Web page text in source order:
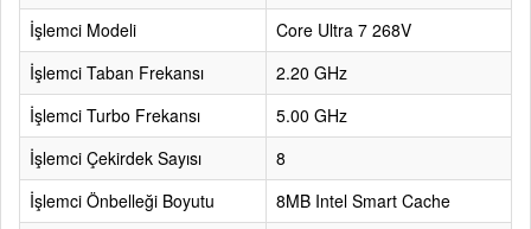
İşlemci Modeli
Core Ultra 7 268V
İşlemci Taban Frekansı
2.20 GHz
İşlemci Turbo Frekansı
5.00 GHz
İşlemci Çekirdek Sayısı
8
İşlemci Önbelleği Boyutu
8MB Intel Smart Cache